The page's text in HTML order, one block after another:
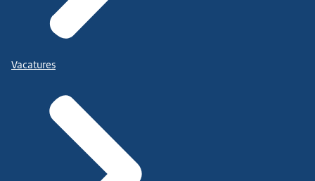
Vacatures